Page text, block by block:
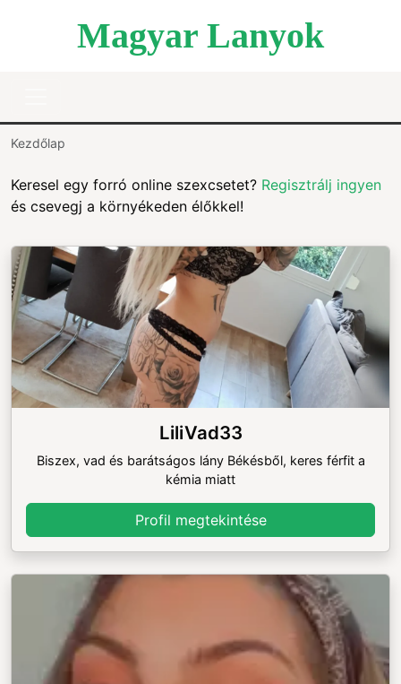
Magyar Lanyok
Kezdőlap
Keresel egy forró online szexcsetet? Regisztrálj ingyen
és csevegj a környékeden élőkkel!
LiliVad33
Biszex, vad és barátságos lány Békésből, keres férfit a
kémia miatt
Profil megtekintése